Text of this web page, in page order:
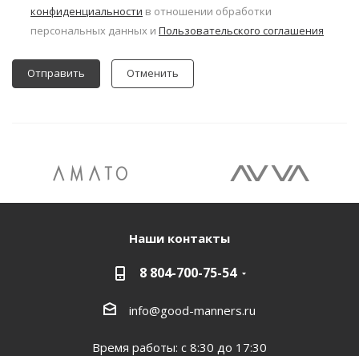
конфиденциальности в отношении обработки
персональных данных и Пользовательского соглашения
Отменить
Наши контакты
8 804-700-75-54
info@good-manners.ru
Время работы: с 8:30 до 17:30